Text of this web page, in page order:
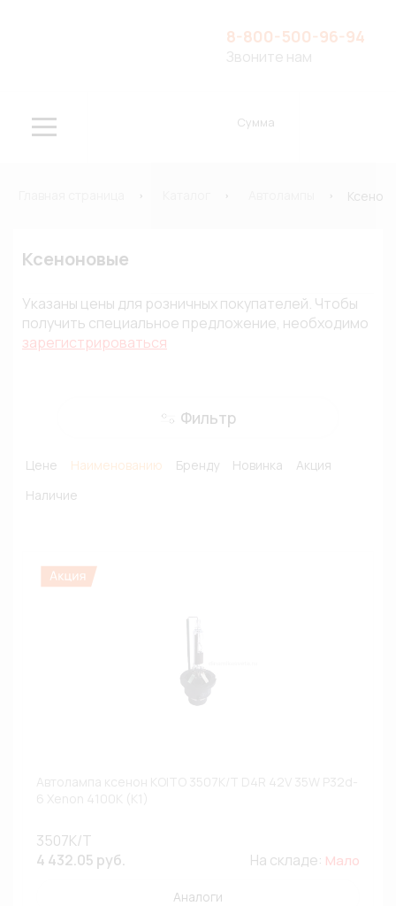
8-800-500-96-94
Звоните нам
Сумма
Ксеноновые
Указаны цены для розничных покупателей. Чтобы
получить специальное предложение, необходимо
зарегистрироваться
Фильтр
Цене Наименованию Бренду Новинка
Акция
Наличие
3507K/T
4 432.05 руб.
На складе: Мало
Аналоги